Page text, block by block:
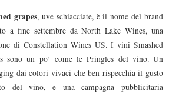
grapes, uve schiacciate, è il nome del brand
a fine settembre da North Lake Wines, una
di Constellation Wines US. I vini Smashed
sono un po’ come le Pringles del vino. Un
dai colori vivaci che ben rispecchia il gusto
del vino, e una campagna pubblicitaria